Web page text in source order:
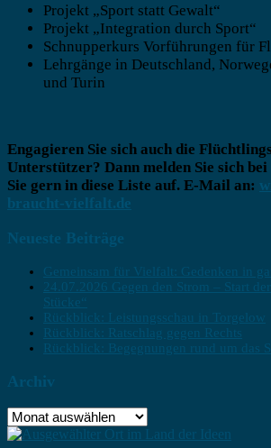
Projekt „Sport statt Gewalt“
Projekt „Integration durch Sport“
Schnupperkurs Vorführungen für
Lehrgänge in Deutschland,
und Turin
Engagieren Sie sich auch die
Unterstützer? Dann melden Sie sich
Sie gern in diese Liste auf. E-Mail an:
braucht-vielfalt.de
Neueste Beiträge
Gemeinsam für Vielfalt: Gedenken in
24.07.2026 Gegen den Strom – Start
Stücke“
Rückblick: Leistungsschau in Torgelow
Rückblick: Ratschlag gegen Rechts
Rückblick: Begegnungen rund um das
Archiv
Archiv